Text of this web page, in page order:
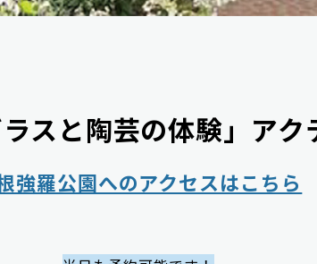
スと陶芸の体験」アク
強羅公園へのアクセスはこちら